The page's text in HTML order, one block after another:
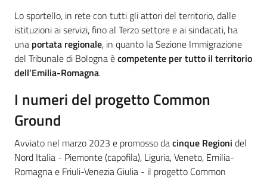
Lo sportello, in rete con tutti gli attori del territorio, dalle
istituzioni ai servizi, fino al Terzo settore e ai sindacati, ha
una portata regionale, in quanto la Sezione Immigrazione
del Tribunale di Bologna ècompetente per tutto il territorio
dell’Emilia-Romagna.
I numeri del progetto Common
Ground
Avviato nel marzo 2023 e promosso dacinque Regioni del
Nord Italia - Piemonte (capofila), Liguria, Veneto, Emilia-
Romagna e Friuli-Venezia Giulia - il progetto Common